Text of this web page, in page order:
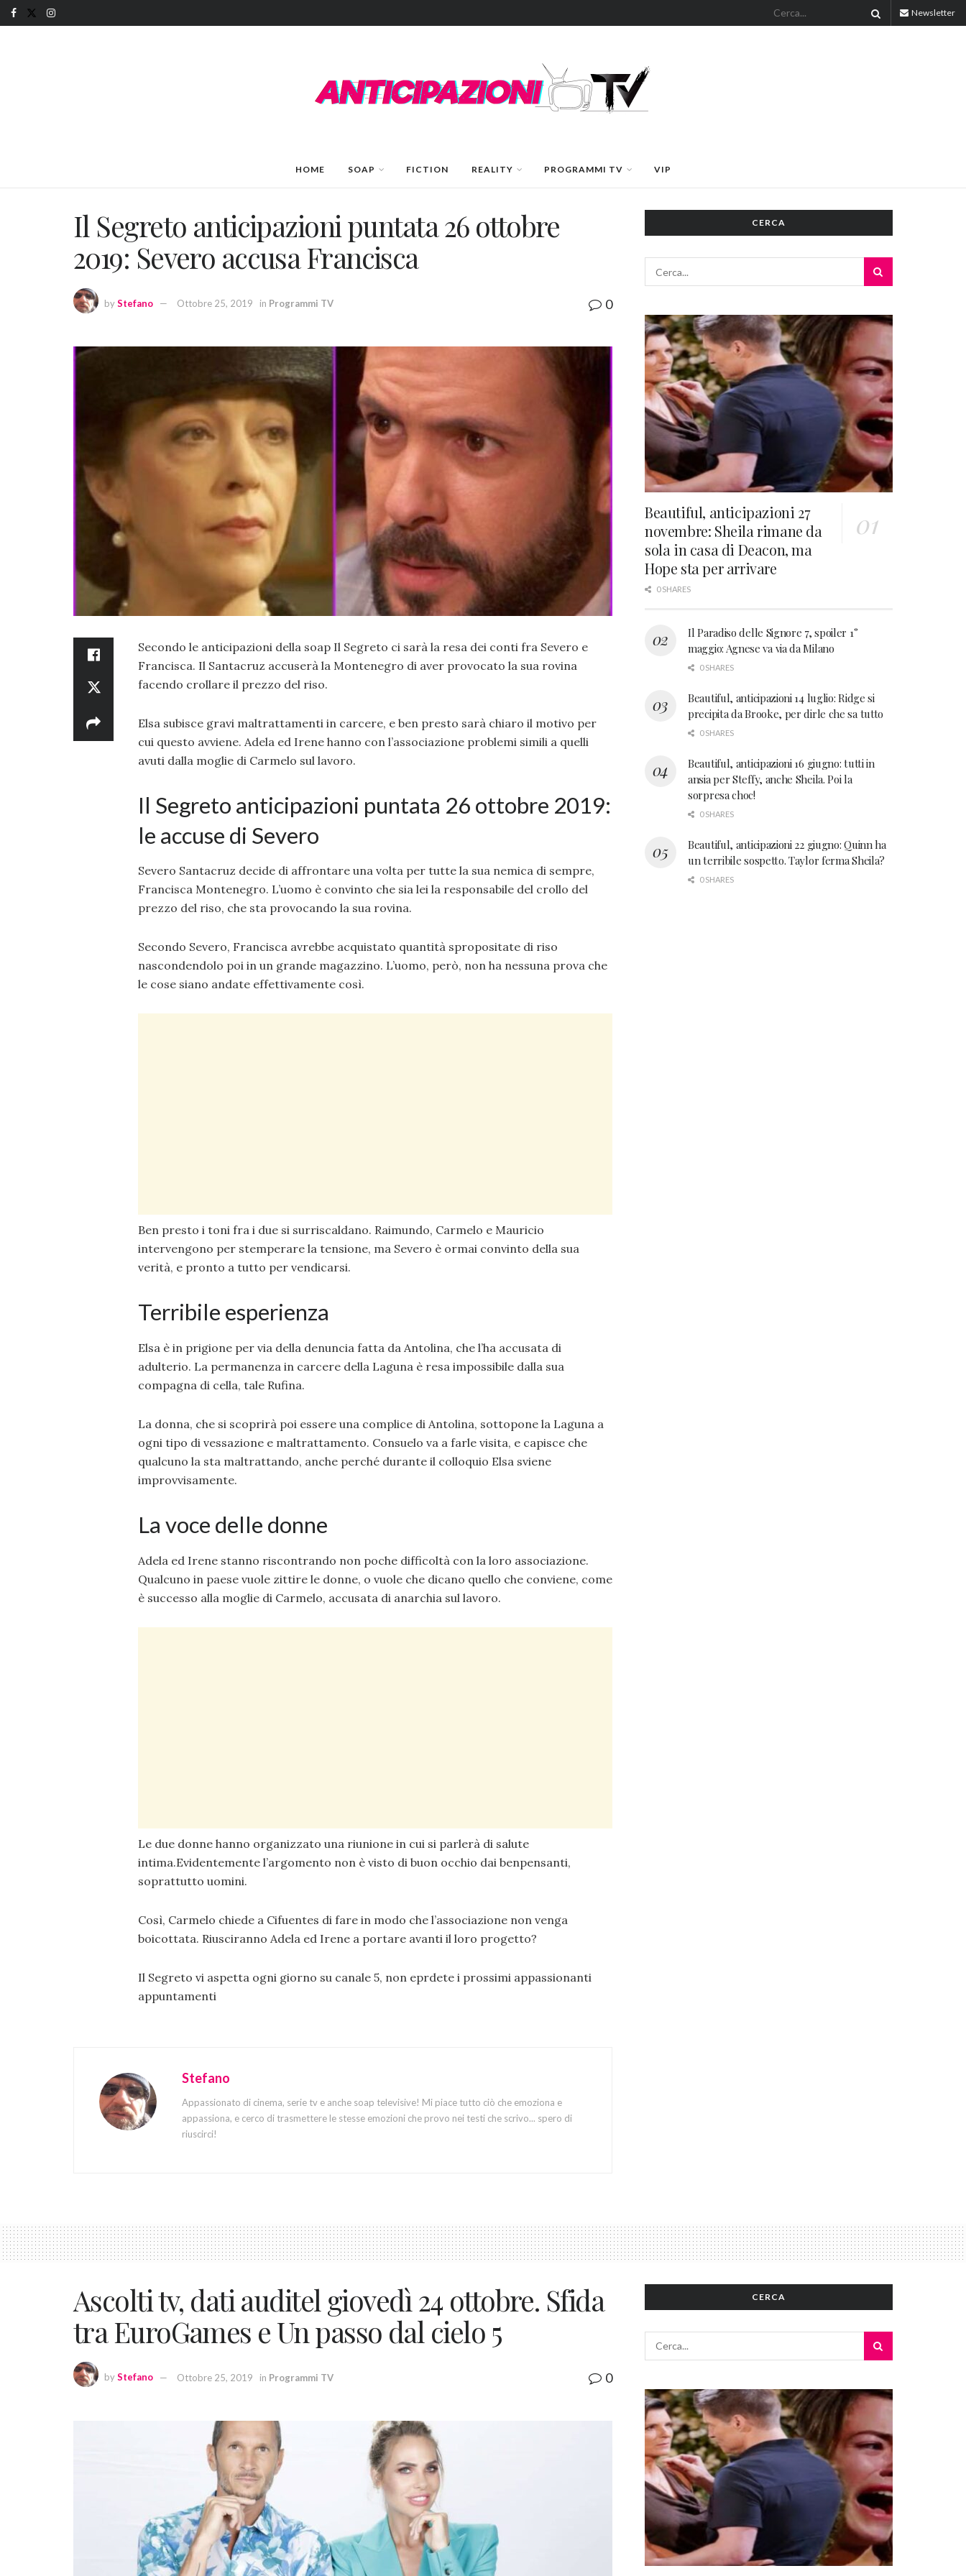
Newsletter
HOME SOAP FICTION REALITY PROGRAMMI TV VIP
Il Segreto anticipazioni puntata 26 ottobre
2019: Severo accusa Francisca
byStefano Ottobre 25, 2019 in Programmi TV 0
Secondo le anticipazioni della soap Il Segreto ci sarà la resa dei conti fra Severo e
Francisca. Il Santacruz accuserà la Montenegro di aver provocato la sua rovina
facendo crollare il prezzo del riso.
Elsa subisce gravi maltrattamenti in carcere, e ben presto sarà chiaro il motivo per
cui questo avviene. Adela ed Irene hanno con l’associazione problemi simili a quelli
avuti dalla moglie di Carmelo sul lavoro.
Il Segreto anticipazioni puntata 26 ottobre 2019:
le accuse di Severo
Severo Santacruz decide di affrontare una volta per tutte la sua nemica di sempre,
Francisca Montenegro. L’uomo è convinto che sia lei la responsabile del crollo del
prezzo del riso, che sta provocando la sua rovina.
Secondo Severo, Francisca avrebbe acquistato quantità spropositate di riso
nascondendolo poi in un grande magazzino. L’uomo, però, non ha nessuna prova che
le cose siano andate effettivamente così.
Ben presto i toni fra i due si surriscaldano. Raimundo, Carmelo e Mauricio
intervengono per stemperare la tensione, ma Severo è ormai convinto della sua
verità, e pronto a tutto per vendicarsi.
Terribile esperienza
Elsa è in prigione per via della denuncia fatta da Antolina, che l’ha accusata di
adulterio. La permanenza in carcere della Laguna è resa impossibile dalla sua
compagna di cella, tale Rufina.
La donna, che si scoprirà poi essere una complice di Antolina, sottopone la Laguna a
ogni tipo di vessazione e maltrattamento. Consuelo va a farle visita, e capisce che
qualcuno la sta maltrattando, anche perché durante il colloquio Elsa sviene
improvvisamente.
La voce delle donne
Adela ed Irene stanno riscontrando non poche difficoltà con la loro associazione.
Qualcuno in paese vuole zittire le donne, o vuole che dicano quello che conviene, come
è successo alla moglie di Carmelo, accusata di anarchia sul lavoro.
Le due donne hanno organizzato una riunione in cui si parlerà di salute
intima.Evidentemente l’argomento non è visto di buon occhio dai benpensanti,
soprattutto uomini.
Così, Carmelo chiede a Cifuentes di fare in modo che l’associazione non venga
boicottata. Riusciranno Adela ed Irene a portare avanti il loro progetto?
Il Segreto vi aspetta ogni giorno su canale 5, non eprdete i prossimi appassionanti
appuntamenti
Stefano
Appassionato di cinema, serie tv e anche soap televisive! Mi piace tutto ciò che emoziona e
appassiona, e cerco di trasmettere le stesse emozioni che provo nei testi che scrivo... spero di
riuscirci!
CERCA
Beautiful, anticipazioni 27
novembre: Sheila rimane da
sola in casa di Deacon, ma
Hope sta per arrivare
0 SHARES
Il Paradiso delle Signore 7, spoiler 1°
maggio: Agnese va via da Milano
0 SHARES
Beautiful, anticipazioni 14 luglio: Ridge si
precipita da Brooke, per dirle che sa tutto
0 SHARES
Beautiful, anticipazioni 16 giugno: tutti in
ansia per Steffy, anche Sheila. Poi la
sorpresa choc!
0 SHARES
Beautiful, anticipazioni 22 giugno: Quinn ha
un terribile sospetto. Taylor ferma Sheila?
0 SHARES
Ascolti tv, dati auditel giovedì 24 ottobre. Sfida
tra EuroGames e Un passo dal cielo 5
byStefano Ottobre 25, 2019 in Programmi TV 0
CERCA